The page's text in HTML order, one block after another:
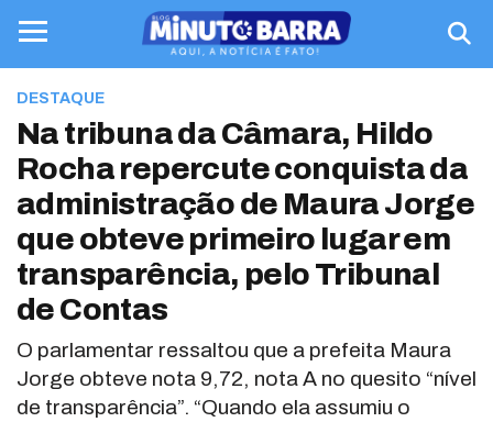
DESTAQUE
Na tribuna da Câmara, Hildo
Rocha repercute conquista da
administração de Maura Jorge
que obteve primeiro lugar em
transparência, pelo Tribunal
de Contas
O parlamentar ressaltou que a prefeita Maura
Jorge obteve nota 9,72, nota A no quesito “nível
de transparência”. “Quando ela assumiu o